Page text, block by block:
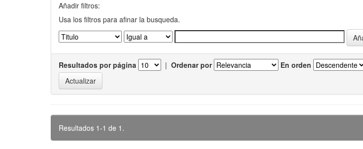
Añadir filtros:
Usa los filtros para afinar la busqueda.
Resultados por página | Ordenar por En orden
Resultados 1-1 de 1.